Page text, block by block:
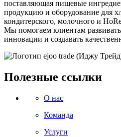
поставляющая пищевые
продукцию и оборудование для
кондитерского, молочного и
Мы помогаем клиентам развивать
инновации и создавать
Полезные ссылки
О нас
Команда
Услуги